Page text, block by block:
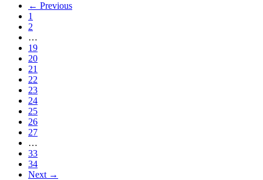
← Previous
1
2
…
19
20
21
22
23
24
25
26
27
…
33
34
Next →